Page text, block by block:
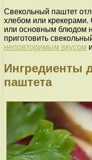
Свекольный паштет
хлебом или крекерами.
или основным блюдом
приготовить
неповторимым вкусом
Ингредиенты
паштета